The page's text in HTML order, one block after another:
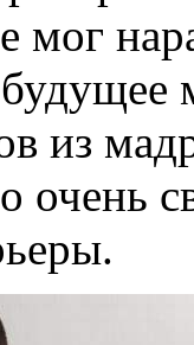
мог
из
очень